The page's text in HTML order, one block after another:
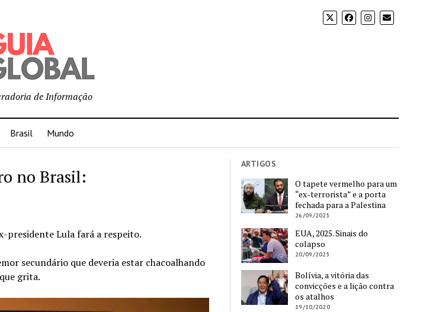
de Informação
Brasil Mundo
no Brasil:
presidente Lula fará a respeito.
secundário que deveria estar chacoalhando
grita.
ARTIGOS
O tapete vermelho para um
“ex-terrorista” e a porta
fechada para a Palestina
26/09/2025
EUA, 2025. Sinais do
colapso
20/09/2025
Bolívia, a vitória das
convicções e a lição contra
os atalhos
19/10/2020